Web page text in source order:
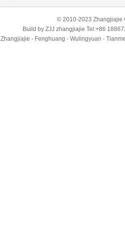
© 2010-2023 Zhangjiajie
Build by ZJJ zhangjiajie Tel:+86
Zhangjiajie - Fenghuang - Wulingyuan -